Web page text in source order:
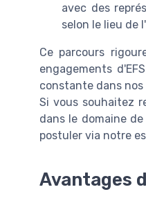
avec des
selon le lieu de
Ce parcours
engagements
constante dans nos
Si vous souhaitez
dans le domaine
postuler via notre
Avantages